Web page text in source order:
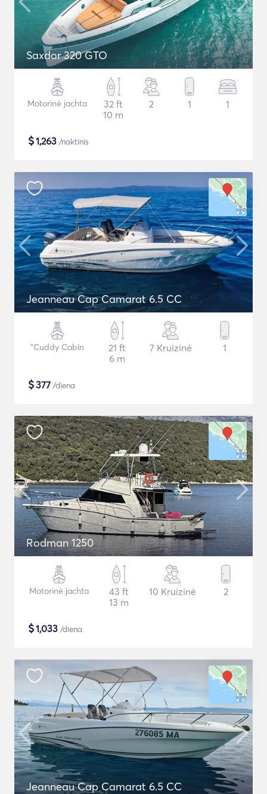
Saxdor 320 GTO
Motorinė jachta
32 ft
10 m
2 1 1
$1,263 /naktinis
Jeanneau Cap Camarat 6.5 CC
"Cuddy Cabin
21 ft
6 m
7 Kruizinė 1
$377 /diena
Rodman 1250
Motorinė jachta
43 ft
13 m
10 Kruizinė 2
$1,033 /diena
Jeanneau Cap Camarat 6.5 CC